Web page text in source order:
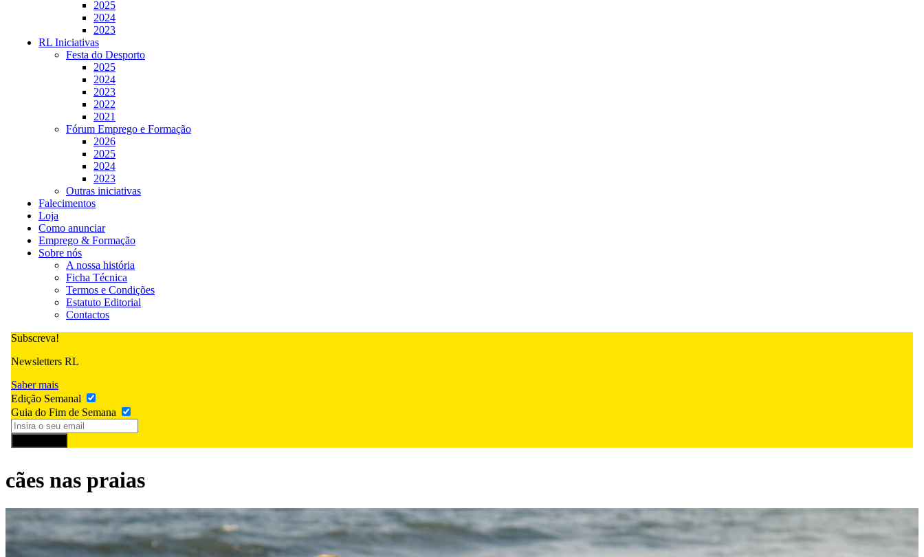
2025
2024
2023
RL Iniciativas
Festa do Desporto
2025
2024
2023
2022
2021
Fórum Emprego e Formação
2026
2025
2024
2023
Outras iniciativas
Falecimentos
Loja
Como anunciar
Emprego & Formação
Sobre nós
A nossa história
Ficha Técnica
Termos e Condições
Estatuto Editorial
Contactos
Subscreva!
Newsletters RL
Saber mais
Edição Semanal
Guia do Fim de Semana
cães nas praias